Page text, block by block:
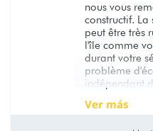
nous vous
constructif. La
peut être très
l'île comme
durant votre
problème
indépendant
ver más